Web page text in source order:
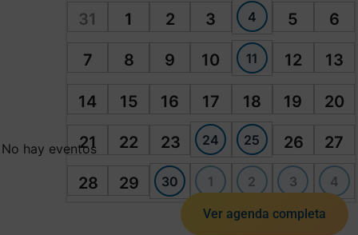
31 1 2 3 4 5 6
7 8 9 10 11 12 13
14 15 16 17 18 19 20
21 22 23 24 25 26 27
28 29 30 1 2 3 4
No hay eventos
Ver agenda completa